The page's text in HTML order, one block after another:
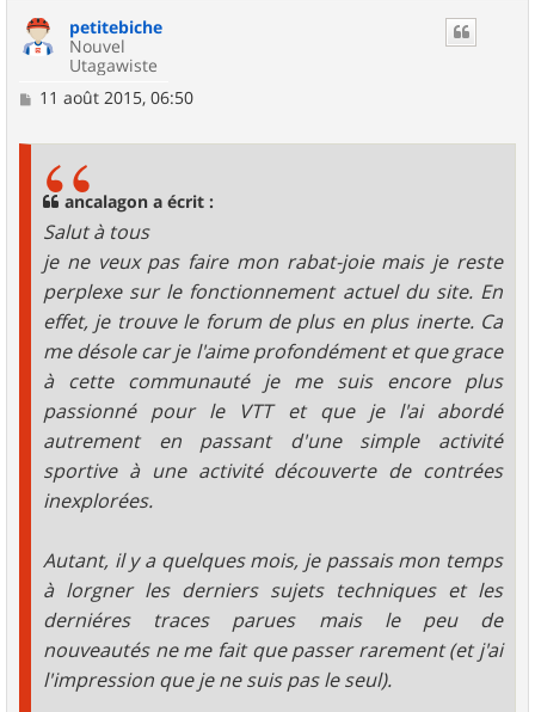
petitebiche
Nouvel
Utagawiste
M11 août 2015, 06:50
ancalagon a écrit :
Salut à tous
je ne veux pas faire mon rabat-joie mais je reste
perplexe sur le fonctionnement actuel du site. En
effet, je trouve le forum de plus en plus inerte. Ca
me désole car je l'aime profondément et que grace
à cette communauté je me suis encore plus
passionné pour le VTT et que je l'ai abordé
autrement en passant d'une simple activité
sportive à une activité découverte de contrées
inexplorées.
Autant, il y a quelques mois, je passais mon temps
à lorgner les derniers sujets techniques et les
derniéres traces parues mais le peu de
nouveautés ne me fait que passer rarement (et j'ai
l'impression que je ne suis pas le seul).